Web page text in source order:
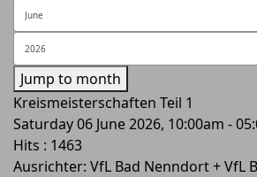
Jump to month
Kreismeisterschaften Teil 1
Saturday 06 June 2026, 10:00am -
Hits : 1463
Ausrichter: VfL Bad Nenndort + VfL